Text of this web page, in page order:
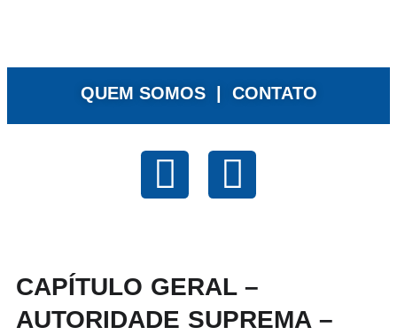
QUEM SOMOS | CONTATO
CAPÍTULO GERAL –
AUTORIDADE SUPREMA –